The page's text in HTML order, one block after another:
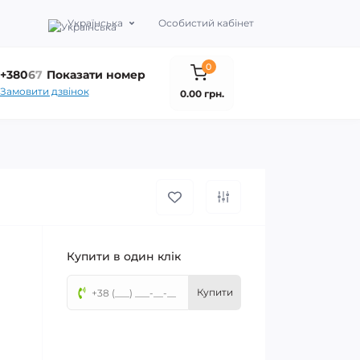
Українська Особистий кабінет
+38067 Показати номер
Замовити дзвінок
0
0.00 грн.
Купити в один клік
Купити